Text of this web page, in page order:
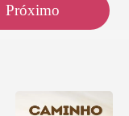
Próximo